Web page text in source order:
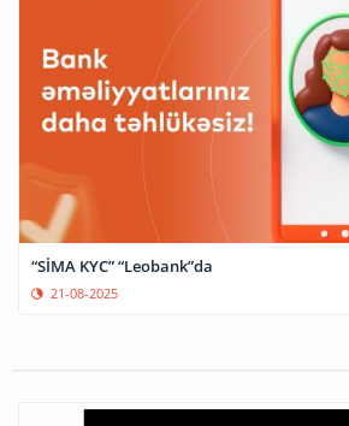
“SİMA KYC” “Leobank”da
21-08-2025